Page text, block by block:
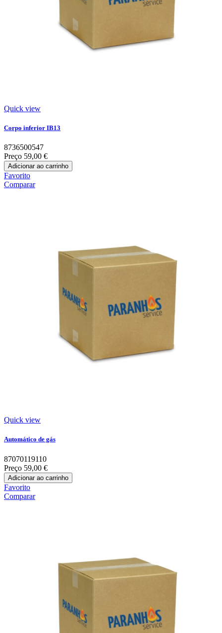
Quick view
Corpo inferior IB13
8736500547
Preço 59,00 €
Adicionar ao carrinho
Favorito
Comparar
Quick view
Automático de gás
87070119110
Preço 59,00 €
Adicionar ao carrinho
Favorito
Comparar